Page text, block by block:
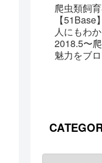
爬虫類飼
【
人にもわ
2018.5〜
魅力をブ